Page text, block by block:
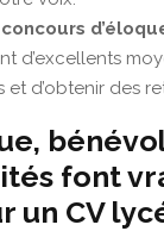
d’excellents
et d’obtenir des
font
un CV